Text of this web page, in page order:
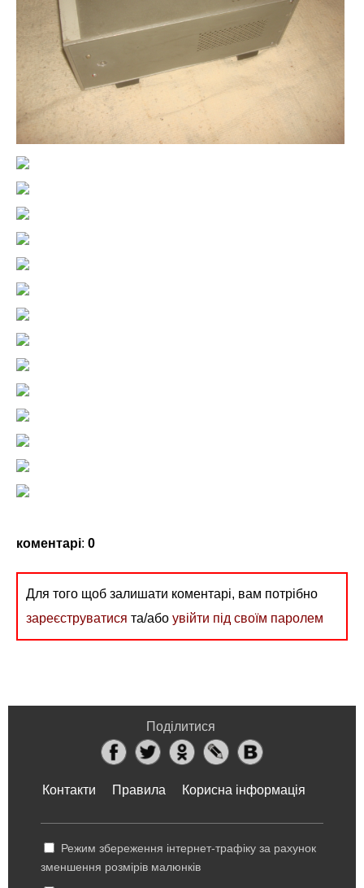
коментарі: 0
Для того щоб залишати коментарі, вам потрібно
зареєструватися та/або увійти під своїм паролем
Поділитися
Контакти Правила Корисна інформація
Режим збереження інтернет-трафіку за рахунок
зменшення розмірів малюнків